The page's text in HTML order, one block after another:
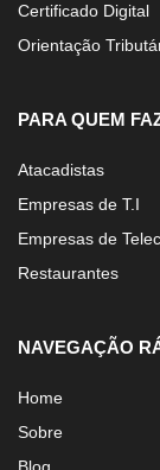
Certificado Digital
Orientação
PARA QUEM
Atacadistas
Empresas de T.I
Empresas de
Restaurantes
NAVEGAÇÃO
Home
Sobre